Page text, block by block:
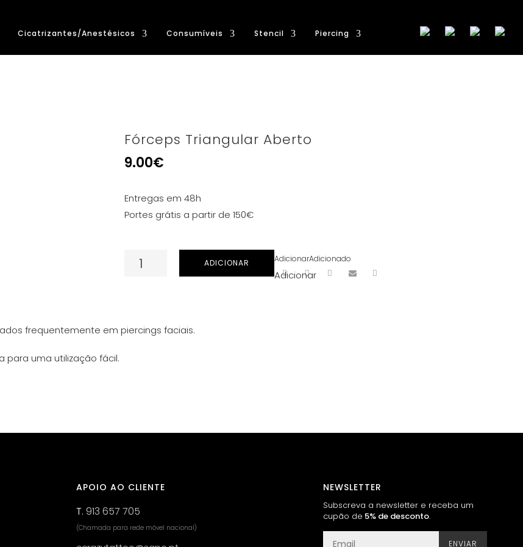
Cicatrizantes/Anestésicos Consumíveis Stencil Piercing
Fórceps Triangular Aberto
9.00€
Entregas em 48h
Portes grátis a partir de 150€
Quantidade
ADICIONAR AdicionarAdicionado
Adicionar
frequentemente em piercings faciais.
para uma utilização fácil.
APOIO AO CLIENTE
T. 913 657 705
(Chamada para rede móvel nacional)
NEWSLETTER
Subscreva a newsletter e receba um
cupão de 5% de desconto.
ENVIAR